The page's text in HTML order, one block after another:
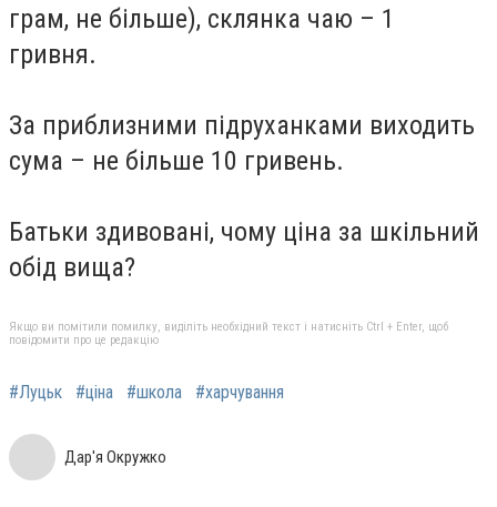
грам, не більше), склянка чаю – 1
гривня.
За приблизними підруханками виходить
сума – не більше 10 гривень.
Батьки здивовані, чому ціна за шкільний
обід вища?
Якщо ви помітили помилку, виділіть необхідний текст і натисніть Ctrl + Enter, щоб
повідомити про це редакцію
#Луцьк #ціна #школа #харчування
Дар'я Окружко